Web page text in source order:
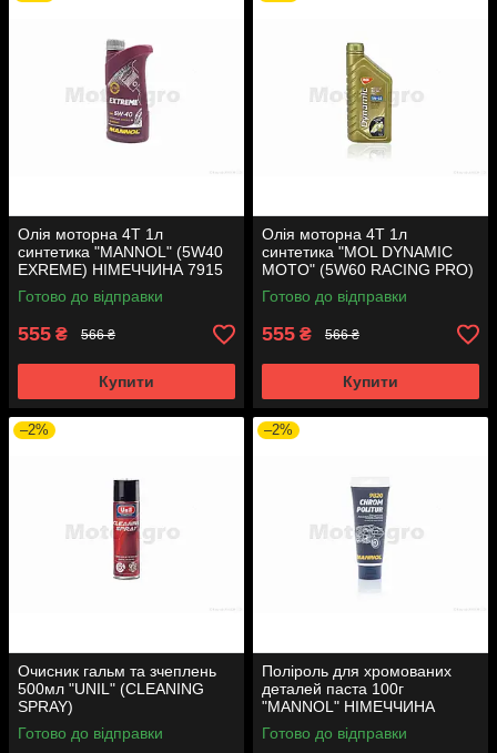
Олія моторна 4T 1л
синтетика "MANNOL" (5W40
EXREME) НІМЕЧЧИНА 7915
Готово до відправки
555 ₴ 566 ₴
Купити
Олія моторна 4T 1л
синтетика "MOL DYNAMIC
MOTO" (5W60 RACING PRO)
Готово до відправки
555 ₴ 566 ₴
Купити
–2%
Очисник гальм та зчеплень
500мл "UNIL" (CLEANING
SPRAY)
Готово до відправки
–2%
Поліроль для хромованих
деталей паста 100г
"MANNOL" НІМЕЧЧИНА
(CHROM POLITUR) 9820
Готово до відправки